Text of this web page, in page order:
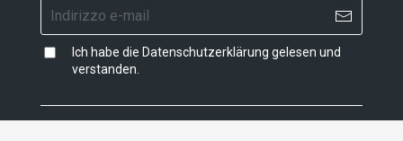
Ich habe die Datenschutzerklärung gelesen und
verstanden.